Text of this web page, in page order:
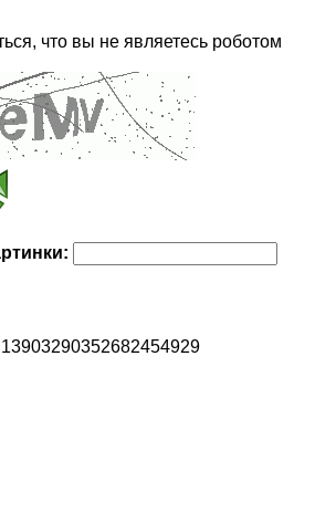
что вы не являетесь роботом